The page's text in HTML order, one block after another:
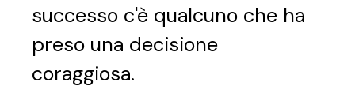
successo c'è qualcuno che ha
preso una decisione
coraggiosa.